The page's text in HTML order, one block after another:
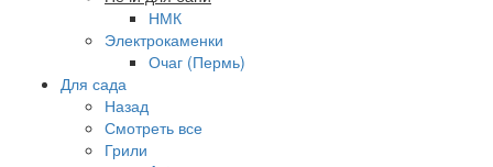
НМК
Электрокаменки
Очаг (Пермь)
Для сада
Назад
Смотреть все
Грили